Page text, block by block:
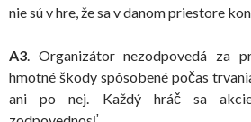
nie sú v hre, že sa v danom priestore
A3. Organizátor nezodpovedá za
hmotné škody spôsobené počas
ani po nej. Každý hráč sa